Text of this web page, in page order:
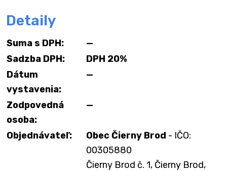
Detaily
Suma s DPH:
—
Sadzba DPH:
DPH 20%
Dátum
vystavenia:
—
Zodpovedná
osoba:
—
Objednávateľ: Obec Čierny Brod - IČO:
00305880
Čierny Brod č. 1, Čierny Brod,